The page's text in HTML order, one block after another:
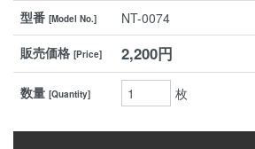
型番[Model No.]
NT-0074
販売価格[Price] 2,200円
数量[Quantity] 枚